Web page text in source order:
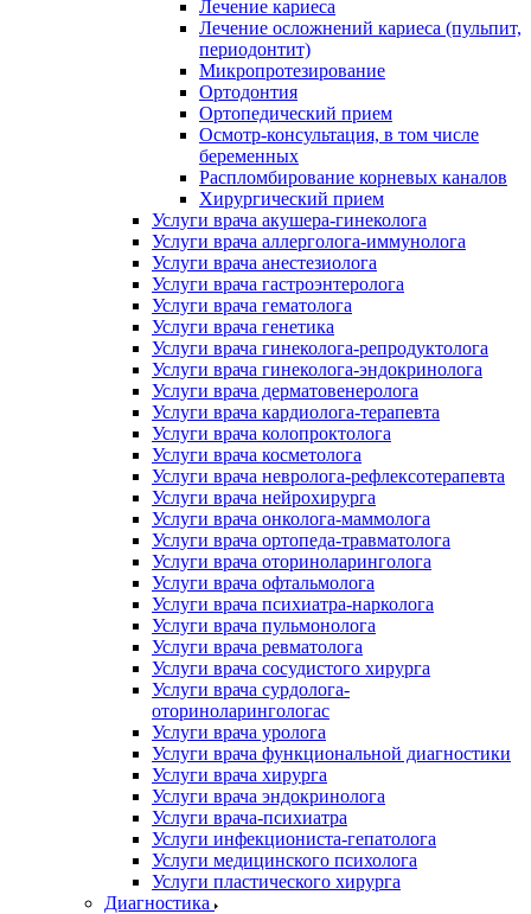
Лечение кариеса
Лечение осложнений кариеса (пульпит,
периодонтит)
Микропротезирование
Ортодонтия
Ортопедический прием
Осмотр-консультация, в том числе
беременных
Распломбирование корневых каналов
Хирургический прием
Услуги врача акушера-гинеколога
Услуги врача аллерголога-иммунолога
Услуги врача анестезиолога
Услуги врача гастроэнтеролога
Услуги врача гематолога
Услуги врача генетика
Услуги врача гинеколога-репродуктолога
Услуги врача гинеколога-эндокринолога
Услуги врача дерматовенеролога
Услуги врача кардиолога-терапевта
Услуги врача колопроктолога
Услуги врача косметолога
Услуги врача невролога-рефлексотерапевта
Услуги врача нейрохирурга
Услуги врача онколога-маммолога
Услуги врача ортопеда-травматолога
Услуги врача оториноларинголога
Услуги врача офтальмолога
Услуги врача психиатра-нарколога
Услуги врача пульмонолога
Услуги врача ревматолога
Услуги врача сосудистого хирурга
Услуги врача сурдолога-
оториноларингологас
Услуги врача уролога
Услуги врача функциональной диагностики
Услуги врача хирурга
Услуги врача эндокринолога
Услуги врача-психиатра
Услуги инфекциониста-гепатолога
Услуги медицинского психолога
Услуги пластического хирурга
Диагностика